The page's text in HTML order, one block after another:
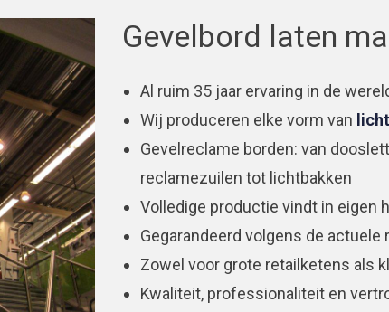
Gevelbord laten
Al ruim 35 jaar ervaring in de
Wij produceren elke vorm van
Gevelreclame borden: van
reclamezuilen tot lichtbakken
Volledige productie vindt in eigen
Gegarandeerd volgens de
Zowel voor grote retailketens als
Kwaliteit, professionaliteit en